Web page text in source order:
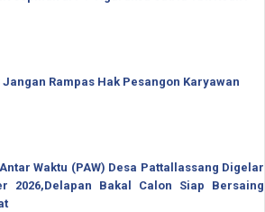
Jangan Rampas Hak Pesangon Karyawan
Waktu (PAW) Desa Pattallassang Digelar
2026,Delapan Bakal Calon Siap Bersaing